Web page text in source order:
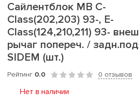
Сайлентблок MB C-
Class(202,203) 93-, E-
Class(124,210,211) 93-
рычаг попереч. /
SIDEM (шт.)
Рейтинг 0.0 0 отзывов
Нет в наличии